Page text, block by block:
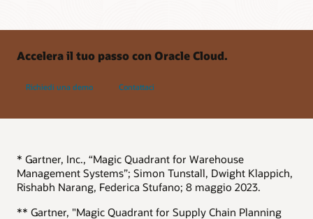
Accelera il tuo passo con Oracle Cloud.
Richiedi una demo Contattaci
* Gartner, Inc., “Magic Quadrant for Warehouse
Management Systems”; Simon Tunstall, Dwight Klappich,
Rishabh Narang, Federica Stufano; 8 maggio 2023.
** Gartner, "Magic Quadrant for Supply Chain Planning